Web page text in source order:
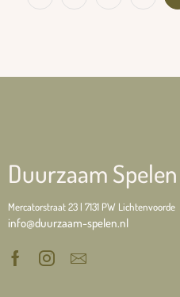
Duurzaam Spelen
Mercatorstraat 23 | 7131 PW Lichtenvoorde
info@duurzaam-spelen.nl